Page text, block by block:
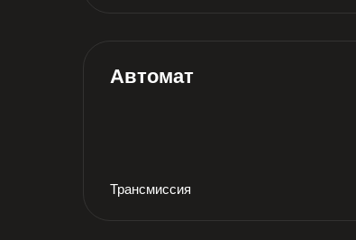
Автомат
Трансмиссия